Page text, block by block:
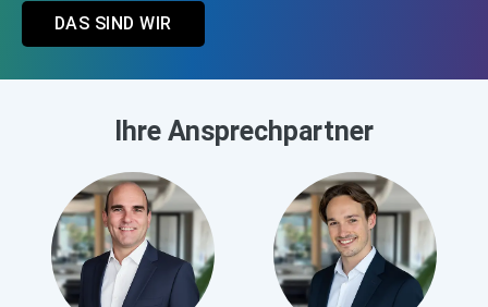
DAS SIND WIR
Ihre Ansprechpartner